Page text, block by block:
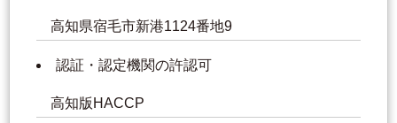
高知県宿毛市新港1124番地9
認証・認定機関の許認可
高知版HACCP